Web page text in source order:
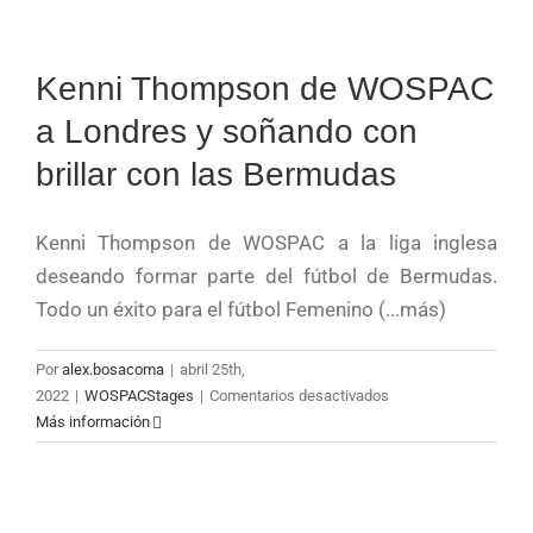
Kenni Thompson de WOSPAC
a Londres y soñando con
brillar con las Bermudas
Kenni Thompson de WOSPAC a la liga inglesa
deseando formar parte del fútbol de Bermudas.
Todo un éxito para el fútbol Femenino (...más)
Poralex.bosacoma | abril 25th,
2022 | WOSPACStages | Comentarios desactivados
Thompson
Más información